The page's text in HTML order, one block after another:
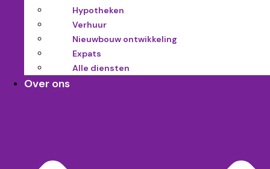
Hypotheken
Verhuur
Nieuwbouw ontwikkeling
Expats
Alle diensten
Over ons